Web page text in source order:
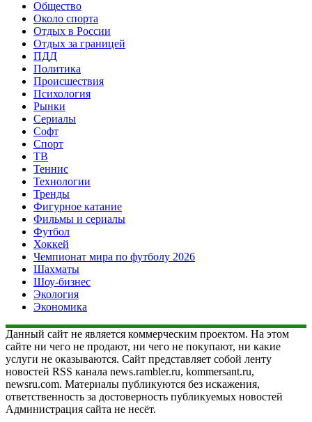
Общество
Около спорта
Отдых в России
Отдых за границей
ПДД
Политика
Происшествия
Психология
Рынки
Сериалы
Софт
Спорт
ТВ
Теннис
Технологии
Тренды
Фигурное катание
Фильмы и сериалы
Футбол
Хоккей
Чемпионат мира по футболу 2026
Шахматы
Шоу-бизнес
Экология
Экономика
Данный сайт не является коммерческим проектом. На этом
сайте ни чего не продают, ни чего не покупают, ни какие
услуги не оказываются. Сайт представляет собой ленту
новостей RSS канала news.rambler.ru, kommersant.ru,
newsru.com. Материалы публикуются без искажения,
ответственность за достоверность публикуемых новостей
Администрация сайта не несёт.